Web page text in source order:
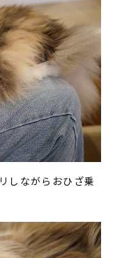
しながらおひざ乗